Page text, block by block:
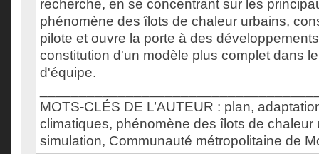
recherche, en se concentrant sur les
phénomène des îlots de chaleur urbains,
pilote et ouvre la porte à des
constitution d'un modèle plus complet dans
d'équipe.
MOTS-CLÉS DE L’AUTEUR : plan,
climatiques, phénomène des îlots de chaleur
simulation, Communauté métropolitaine de